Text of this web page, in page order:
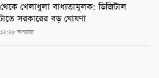
থেকে খেলাধুলা বাধ্যতামূলক: ডিজিটাল
সরকারের বড় ঘোষণা
অপরাহ্ন